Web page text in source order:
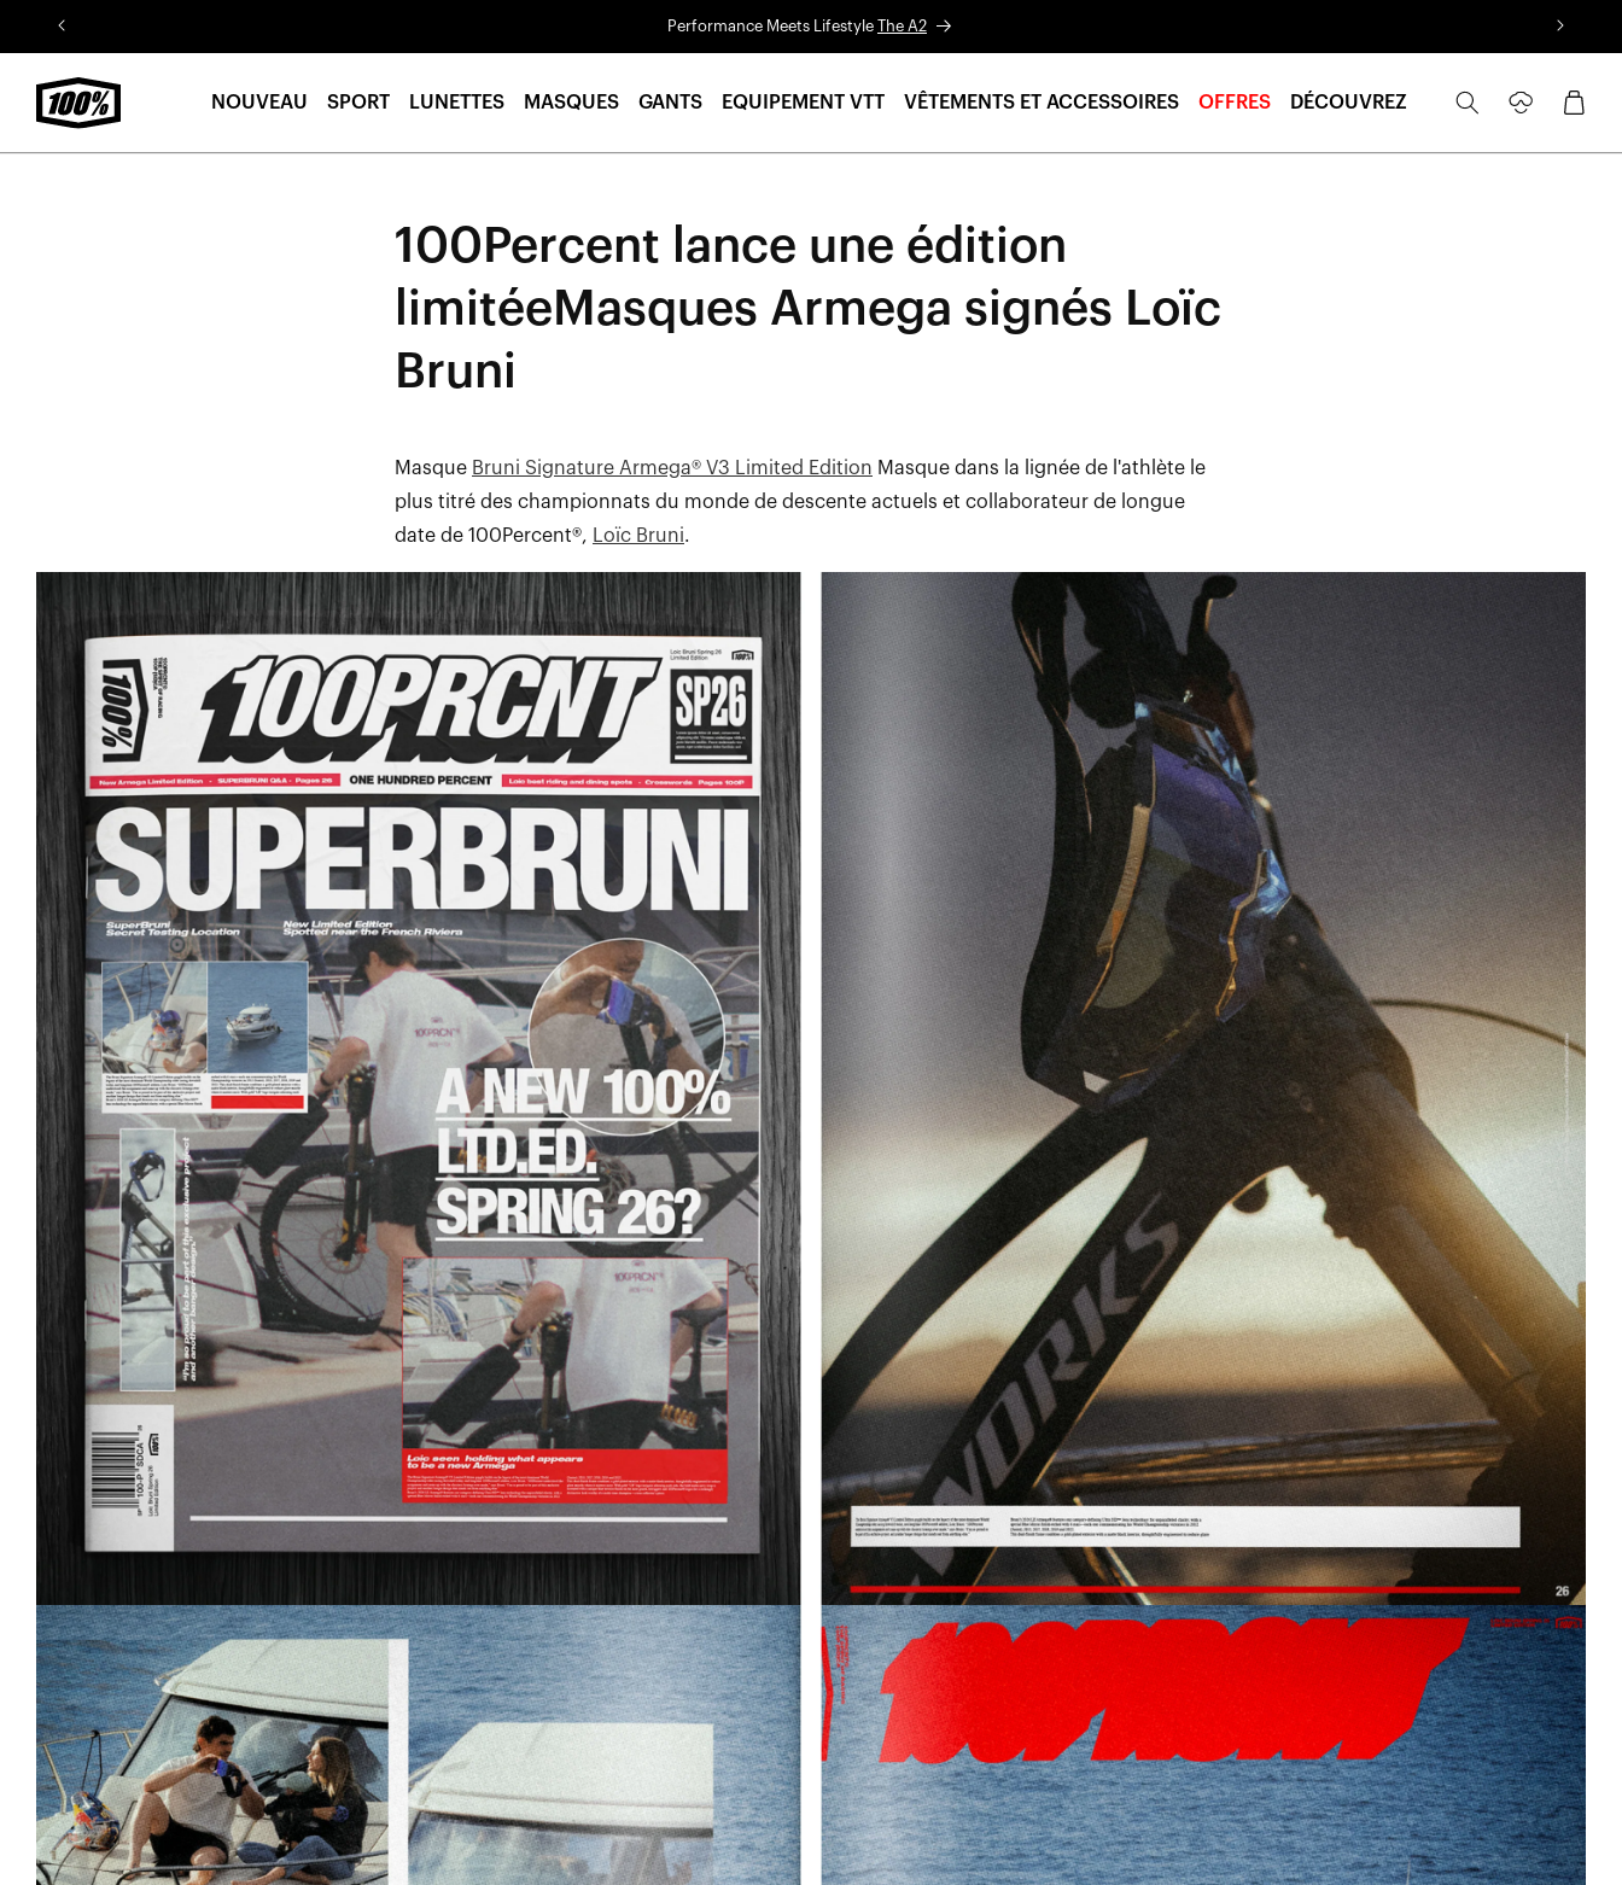
Aller au
contenu
Performance Meets Lifestyle The A2
NOUVEAU SPORT LUNETTES MASQUES GANTS EQUIPEMENT VTT VÊTEMENTS ET ACCESSOIRES OFFRES DÉCOUVREZ
connecter
Panier
100Percent lance une édition
limitéeMasques Armega signés Loïc
Bruni
Masque Bruni Signature Armega® V3 Limited Edition Masque dans la lignée de l'athlète le
plus titré des championnats du monde de descente actuels et collaborateur de longue
date de 100Percent®, Loïc Bruni.